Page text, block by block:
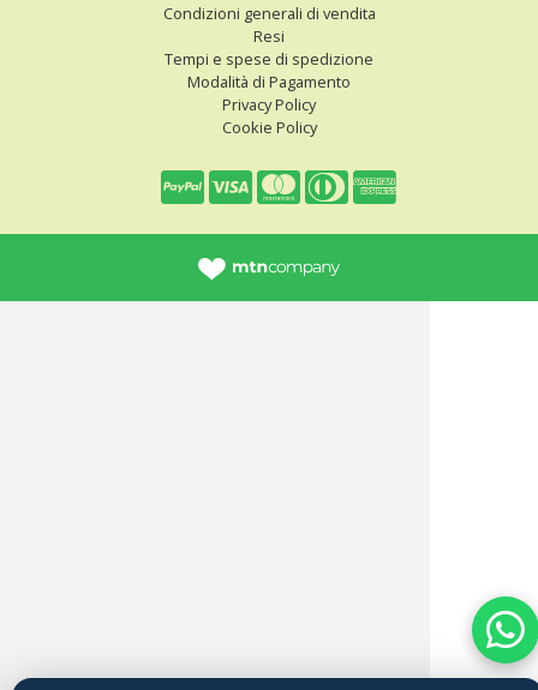
Condizioni generali di vendita
Resi
Tempi e spese di spedizione
Modalità di Pagamento
Privacy Policy
Cookie Policy